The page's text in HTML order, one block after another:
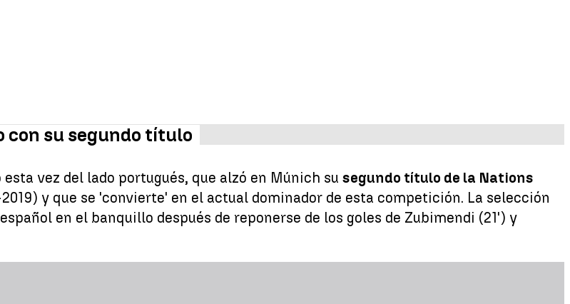
con su segundo título
vez del lado portugués, que alzó en Múnich su segundo título de la Nations
y que se 'convierte' en el actual dominador de esta competición. La selección
en el banquillo después de reponerse de los goles de Zubimendi (21') y